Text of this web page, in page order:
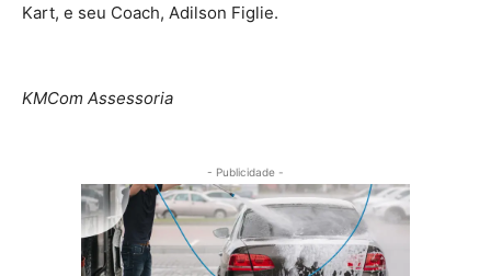
Kart, e seu Coach, Adilson Figlie.
KMCom Assessoria
- Publicidade -